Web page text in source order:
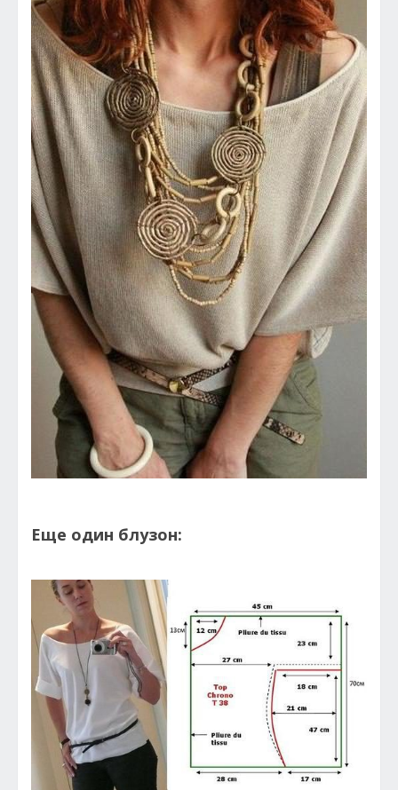
Еще один блузон: